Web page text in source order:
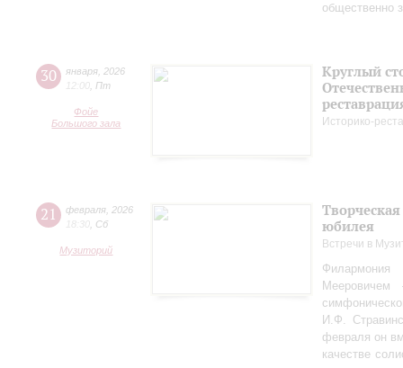
общественно
30 января 2026
Пт
Фойе
Большого зала
Круглый
Историко-
21 февраля 2026
18:30
Сб
Музиторий
юбилея
Встречи в
Мееровичем
И.Ф.
февраля он
качестве